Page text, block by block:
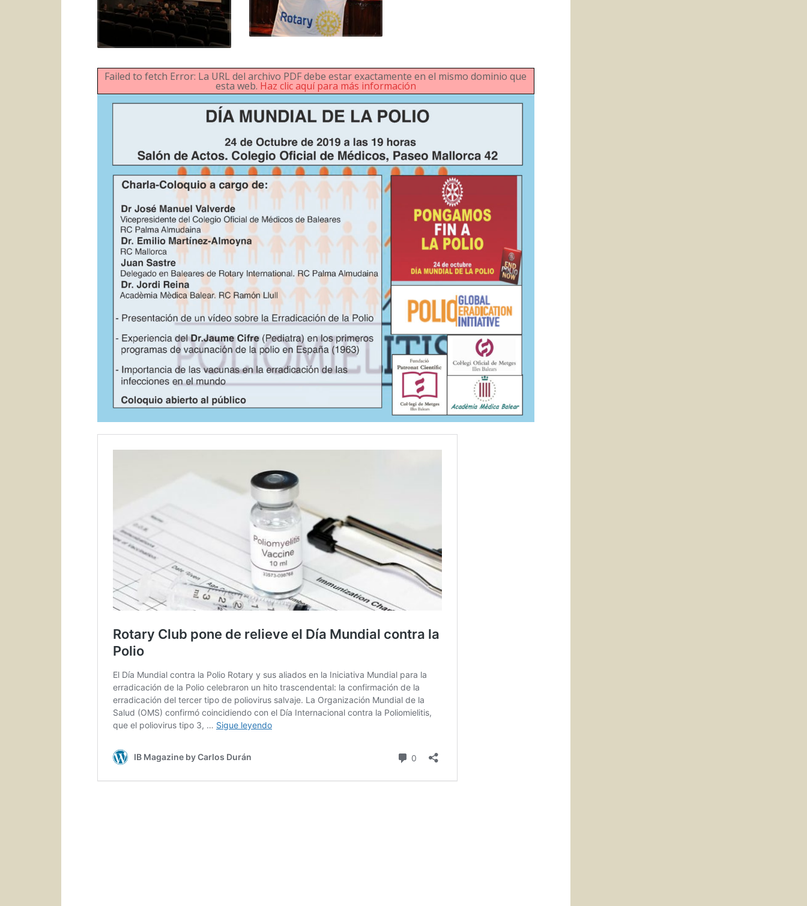
Failed to fetch Error: La URL del archivo PDF debe estar exactamente en el mismo dominio que
esta web. Haz clic aquí para más información